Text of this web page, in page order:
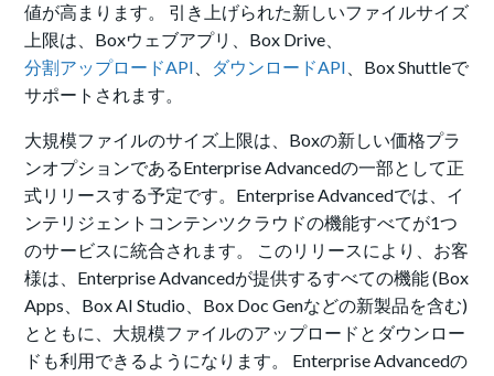
値が高まります。 引き上げられた新しいファイルサイズ
上限は、Boxウェブアプリ、Box Drive、
分割アップロードAPI
ダウンロードAPI 、Box Shuttleで
サポートされます。
大規模ファイルのサイズ上限は、Boxの新しい価格プラ
ンオプションであるEnterprise Advancedの一部として正
式リリースする予定です。Enterprise Advancedでは、イ
ンテリジェントコンテンツクラウドの機能すべてが1つ
のサービスに統合されます。 このリリースにより、お客
様は、Enterprise Advancedが提供するすべての機能 (Box
Apps、Box AI Studio、Box Doc Genなどの新製品を含む)
とともに、大規模ファイルのアップロードとダウンロー
ドも利用できるようになります。
Enterprise Advancedの